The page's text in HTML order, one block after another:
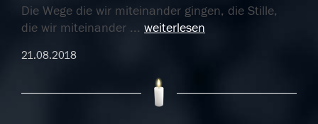
Die Wege die wir miteinander gingen, die Stille,
die wir miteinander ... weiterlesen
21.08.2018